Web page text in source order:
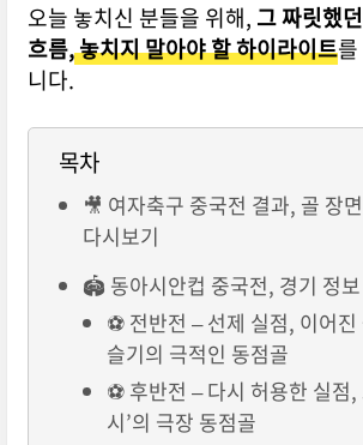
오늘 놓치신 분들을 위해, 그 짜릿했
흐름,놓치지 말아야 할 하이라이트
니다.
목차
🎥 여자축구 중국전 결과, 골 장
다시보기
🏟️ 동아시안컵 중국전, 경기 정보
⚽ 전반전 – 선제 실점, 이어
슬기의 극적인 동점골
⚽ 후반전 – 다시 허용한 실점,
시’의 극장 동점골